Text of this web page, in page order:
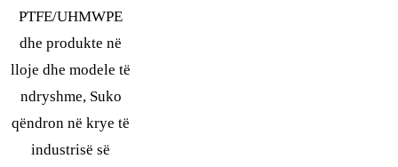
PTFE/UHMWPE
dhe produkte në
lloje dhe modele të
ndryshme, Suko
qëndron në krye të
industrisë së